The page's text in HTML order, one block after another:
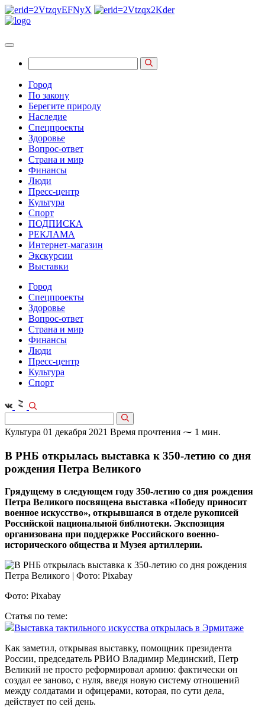
Город
По закону
Берегите природу
Наследие
Спецпроекты
Здоровье
Вопрос-ответ
Страна и мир
Финансы
Люди
Пресс-центр
Культура
Спорт
ПОДПИСКА
РЕКЛАМА
Интернет-магазин
Экскурсии
Выставки
Город
Спецпроекты
Здоровье
Вопрос-ответ
Страна и мир
Финансы
Люди
Пресс-центр
Культура
Спорт
Культура 01 декабря 2021 Время прочтения ⁓ 1 мин.
В РНБ открылась выставка к 350-летию со дня
рождения Петра Великого
Грядущему в следующем году 350-летию со дня рождения
Петра Великого посвящена выставка «Победу приносит
военное искусство», открывшаяся в отделе рукописей
Российской национальной библиотеки. Экспозиция
организована при поддержке Российского военно-
исторического общества и Музея артиллерии.
Фото: Pixabay
Статья по теме:
Выставка тактильного искусства открылась в Эрмитаже
Как заметил, открывая выставку, помощник президента
России, председатель РВИО Владимир Мединский, Петр
Великий не просто реформировал армию: фактически он
создал ее заново, с нуля, введя новую систему отношений
между солдатами и офицерами, которая, по сути дела,
действует по сей день.